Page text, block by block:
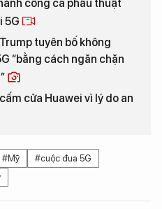
công ca phẫu thuật
5G
tuyên bố không
“bằng cách ngăn chặn
cửa Huawei vì lý do an
#Mỹ
#cuộc đua 5G